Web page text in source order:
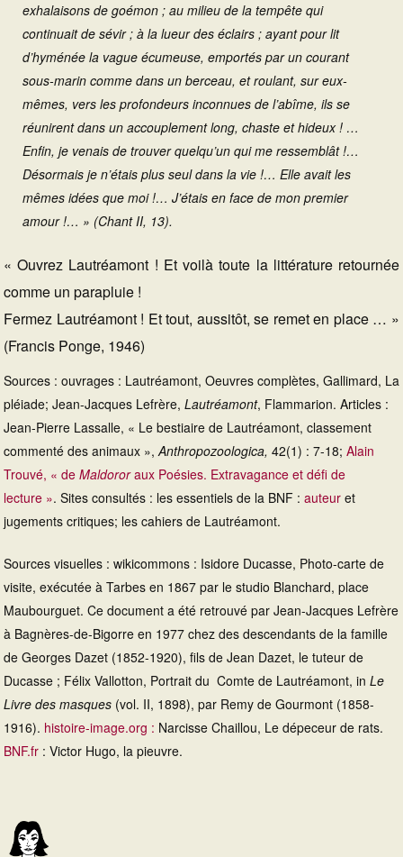
exhalaisons de goémon ; au milieu de la tempête qui
continuait de sévir ; à la lueur des éclairs ; ayant pour lit
d’hyménée la vague écumeuse, emportés par un courant
sous-marin comme dans un berceau, et roulant, sur eux-
mêmes, vers les profondeurs inconnues de l’abîme, ils se
réunirent dans un accouplement long, chaste et hideux ! …
Enfin, je venais de trouver quelqu’un qui me ressemblât !…
Désormais je n’étais plus seul dans la vie !… Elle avait les
mêmes idées que moi !… J’étais en face de mon premier
amour !… » (Chant II, 13).
« Ouvrez Lautréamont ! Et voilà toute la littérature retournée
comme un parapluie !
Fermez Lautréamont ! Et tout, aussitôt, se remet en place … »
(Francis Ponge, 1946)
Sources : ouvrages : Lautréamont, Oeuvres complètes, Gallimard, La
pléiade; Jean-Jacques Lefrère, Lautréamont, Flammarion. Articles :
Jean-Pierre Lassalle, « Le bestiaire de Lautréamont, classement
commenté des animaux »,Anthropozoologica, 42(1) : 7-18; Alain
Trouvé, « de Maldororaux Poésies. Extravagance et défi de
lecture ». Sites consultés : les essentiels de la BNF : auteur et
jugements critiques; les cahiers de Lautréamont.
Sources visuelles : wikicommons : Isidore Ducasse, Photo-carte de
visite, exécutée à Tarbes en 1867 par le studio Blanchard, place
Maubourguet. Ce document a été retrouvé par Jean-Jacques Lefrère
à Bagnères-de-Bigorre en 1977 chez des descendants de la famille
de Georges Dazet (1852-1920), fils de Jean Dazet, le tuteur de
Ducasse ; Félix Vallotton, Portrait du Comte de Lautréamont, in Le
Livre des masques (vol. II, 1898), par Remy de Gourmont (1858-
1916). histoire-image.org : Narcisse Chaillou, Le dépeceur de rats.
BNF.fr : Victor Hugo, la pieuvre.